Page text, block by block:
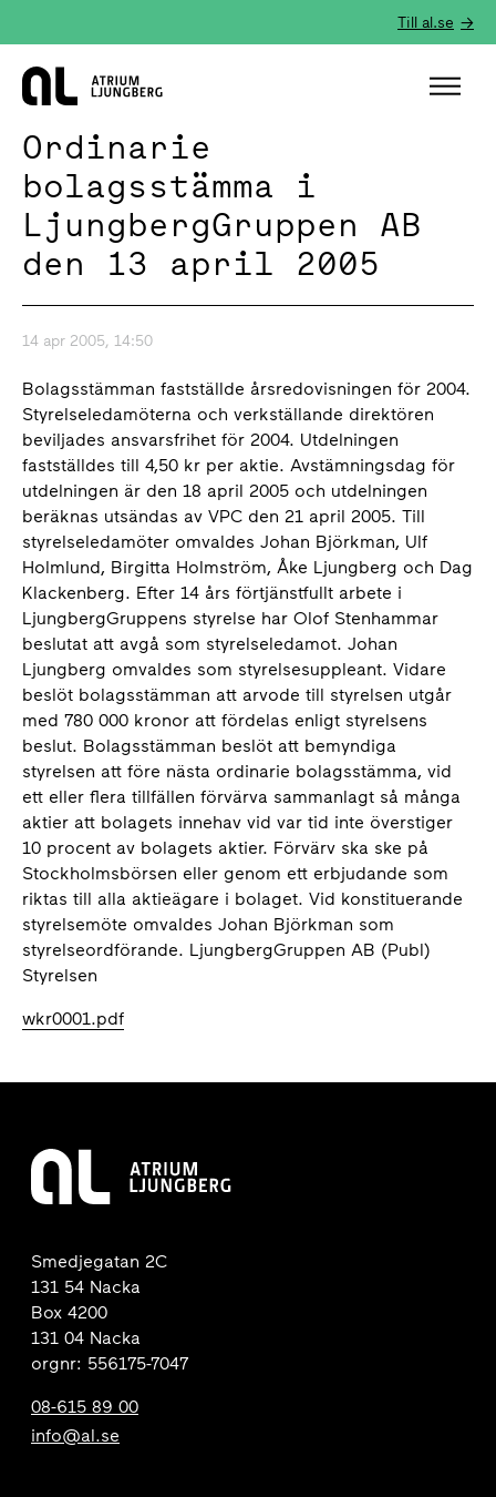
Till al.se
Hem
Ordinarie
bolagsstämma i
LjungbergGruppen AB
den 13 april 2005
14 apr 2005, 14:50
Bolagsstämman fastställde årsredovisningen för 2004.
Styrelseledamöterna och verkställande direktören
beviljades ansvarsfrihet för 2004. Utdelningen
fastställdes till 4,50 kr per aktie. Avstämningsdag för
utdelningen är den 18 april 2005 och utdelningen
beräknas utsändas av VPC den 21 april 2005. Till
styrelseledamöter omvaldes Johan Björkman, Ulf
Holmlund, Birgitta Holmström, Åke Ljungberg och Dag
Klackenberg. Efter 14 års förtjänstfullt arbete i
LjungbergGruppens styrelse har Olof Stenhammar
beslutat att avgå som styrelseledamot. Johan
Ljungberg omvaldes som styrelsesuppleant. Vidare
beslöt bolagsstämman att arvode till styrelsen utgår
med 780 000 kronor att fördelas enligt styrelsens
beslut. Bolagsstämman beslöt att bemyndiga
styrelsen att före nästa ordinarie bolagsstämma, vid
ett eller flera tillfällen förvärva sammanlagt så många
aktier att bolagets innehav vid var tid inte överstiger
10 procent av bolagets aktier. Förvärv ska ske på
Stockholmsbörsen eller genom ett erbjudande som
riktas till alla aktieägare i bolaget. Vid konstituerande
styrelsemöte omvaldes Johan Björkman som
styrelseordförande. LjungbergGruppen AB (Publ)
Styrelsen
wkr0001.pdf
Smedjegatan 2C
131 54 Nacka
Box 4200
131 04 Nacka
orgnr: 556175-7047
08-615 89 00
info@al.se